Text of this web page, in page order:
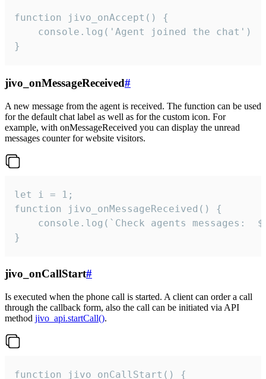
function jivo_onAccept() {
}
jivo_onMessageReceived#
A new message from the agent is received. The function can be used
for the default chat label as well as for the custom icon. For
example, with onMessageReceived you can display the unread
messages counter for website visitors.
let i = 1;
function jivo_onMessageReceived() {
}
jivo_onCallStart#
Is executed when the phone call is started. A client can order a call
through the callback form, also the call can be initiated via API
method jivo_api.startCall().
function jivo_onCallStart() {